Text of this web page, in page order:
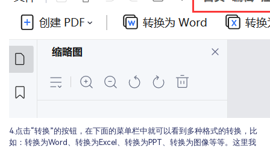
4.点击“转换”的按钮，在下面的菜单栏中就可以看到多种格式的转换，比
如：转换为Word、转换为Excel、转换为PPT、转换为图像等等。这里我